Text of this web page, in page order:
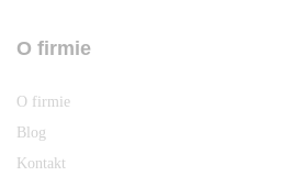
O firmie
O firmie
Blog
Kontakt